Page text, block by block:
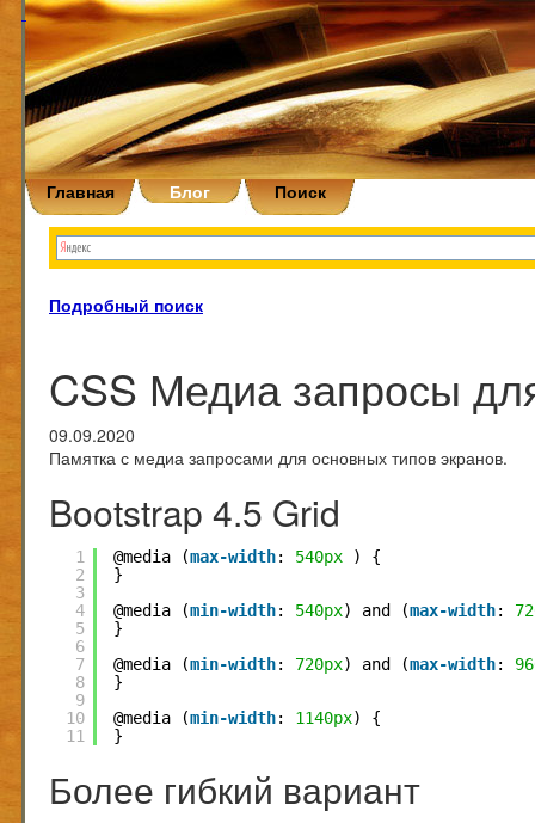
Главная Блог Поиск
Подробный поиск
CSS Медиа запросы
09.09.2020
Памятка с медиа запросами для основных типов экранов.
Bootstrap 4.5 Grid
1
2
3
4
5
6
7
8
9
10
11
@media (max-width: 540px
) {
}
@media (min-width: 540px) and (max-width:
}
@media (min-width: 720px) and (max-width:
}
@media (min-width: 1140px) {
}
Более гибкий вариант